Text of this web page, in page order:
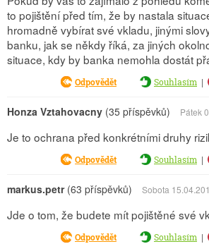
to pojištění před tím, že by nastala
hromadně vybírat své vkladu, jinými
banku, jak se někdy říká, za jiných
situace, kdy by banka nemohla dostát
Odpovědět Souhlasím |
Honza Vztahovacny (35 příspěvků) Pátek
Je to ochrana před konkrétními druhy
Odpovědět Souhlasím |
markus.petr(63 příspěvků) Sobota
Jde o tom, že budete mít pojištěné své
Odpovědět Souhlasím |